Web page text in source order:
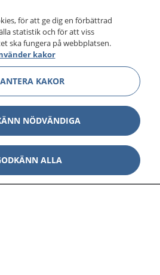
1177 för
runt.
vill må bättre.
Visa
Visa
Visa
för att ge dig en förbättrad
statistik och för att viss
ska fungera på webbplatsen.
kakor
KAKOR
NÖDVÄNDIGA
ALLA